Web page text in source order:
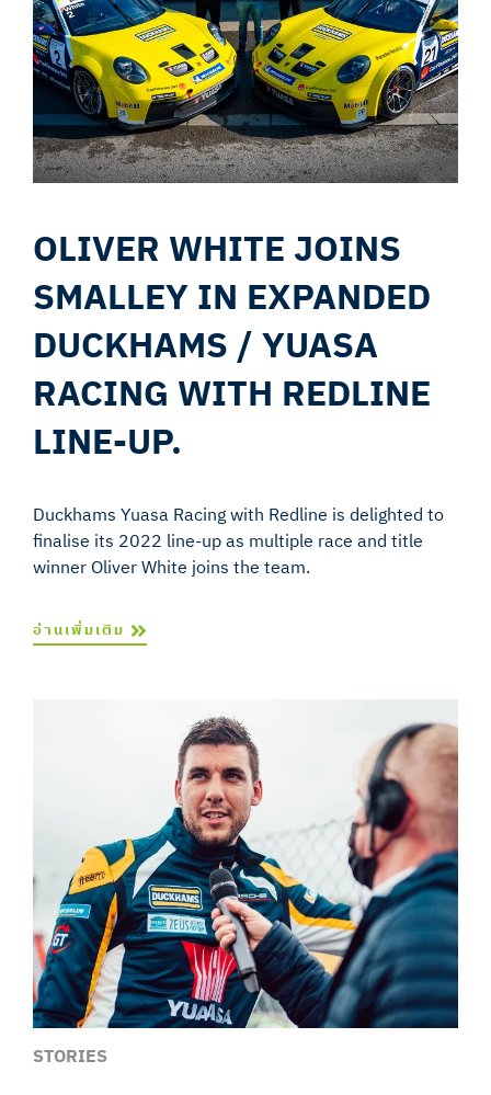
OLIVER WHITE JOINS
SMALLEY IN EXPANDED
DUCKHAMS / YUASA
RACING WITH REDLINE
LINE-UP.
Duckhams Yuasa Racing with Redline is delighted to
finalise its 2022 line-up as multiple race and title
winner Oliver White joins the team.
อ่านเพิ่มเติม
STORIES